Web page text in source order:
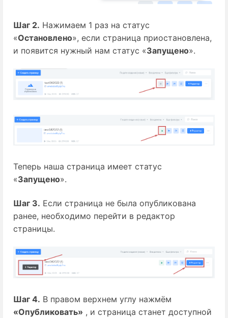
Шаг 2. Нажимаем 1 раз на статус
«Остановлено», если страница приостановлена,
и появится нужный нам статус «Запущено».
Теперь наша страница имеет статус
«Запущено».
Шаг 3. Если страница не была опубликована
ранее, необходимо перейти в редактор
страницы.
Шаг 4.
«Опубликовать» , и страница станет доступной